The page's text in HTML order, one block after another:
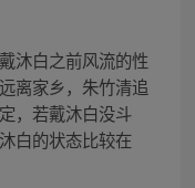
沐白之前风流的性
离家乡，朱竹清追
，若戴沐白没斗
白的状态比较在